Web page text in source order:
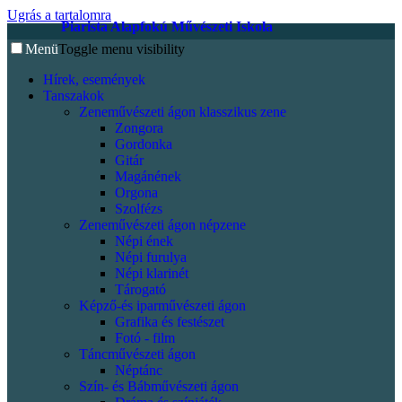
Ugrás a tartalomra
Piarista Alapfokú Művészeti Iskola
MenüToggle menu visibility
Hírek, események
Tanszakok
Zeneművészeti ágon klasszikus zene
Zongora
Gordonka
Gitár
Magánének
Orgona
Szolfézs
Zeneművészeti ágon népzene
Népi ének
Népi furulya
Népi klarinét
Tárogató
Képző-és iparművészeti ágon
Grafika és festészet
Fotó - film
Táncművészeti ágon
Néptánc
Szín- és Bábművészeti ágon